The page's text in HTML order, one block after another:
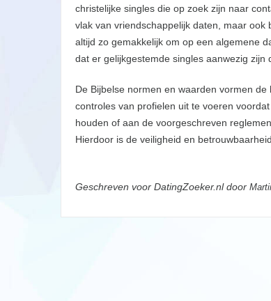
christelijke singles die op zoek zijn naar
vlak van vriendschappelijk daten, maar
altijd zo gemakkelijk om op een algemene
dat er gelijkgestemde singles aanwezig
De Bijbelse normen en waarden vormen
controles van profielen uit te voeren
houden of aan de voorgeschreven
Hierdoor is de veiligheid en
Geschreven voor DatingZoeker.nl door